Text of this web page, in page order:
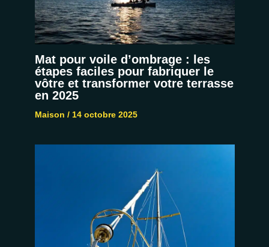
Mat pour voile d’ombrage : les
étapes faciles pour fabriquer le
vôtre et transformer votre terrasse
en 2025
Maison / 14 octobre 2025